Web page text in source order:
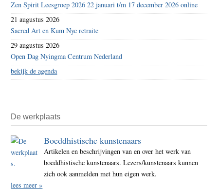
Zen Spirit Leesgroep 2026 22 januari t/m 17 december 2026 online
21 augustus 2026
Sacred Art en Kum Nye retraite
29 augustus 2026
Open Dag Nyingma Centrum Nederland
bekijk de agenda
De werkplaats
Boeddhistische kunstenaars
Artikelen en beschrijvingen van en over het werk van
boeddhistische kunstenaars. Lezers/kunstenaars kunnen
zich ook aanmelden met hun eigen werk.
lees meer »